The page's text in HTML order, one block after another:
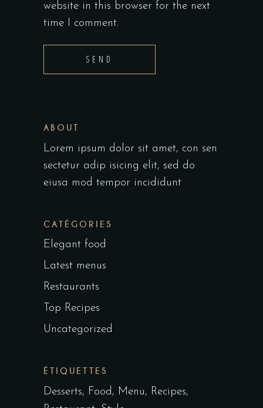
website in this browser for the next
time I comment.
SEND
ABOUT
Lorem ipsum dolor sit amet, con sen
sectetur adip isicing elit, sed do
eiusa mod tempor incididunt
CATÉGORIES
Elegant food
Latest menus
Restaurants
Top Recipes
Uncategorized
ÉTIQUETTES
Desserts Food Menu
Recipes